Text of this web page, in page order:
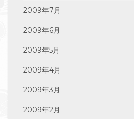
2009年7月
2009年6月
2009年5月
2009年4月
2009年3月
2009年2月